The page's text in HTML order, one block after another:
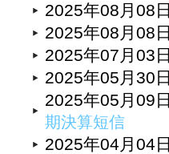
2025年08月08日
2025年08月08日
2025年07月03日
2025年05月30日
2025年05月09日
期決算短信
2025年04月04日